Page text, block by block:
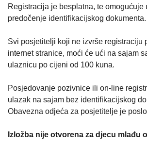
Registracija je besplatna, te omogućuje
predočenje identifikacijskog dokumenta.
Svi posjetitelji koji ne izvrše registraciju
internet stranice, moći će ući na sajam
ulaznicu po cijeni od 100 kuna.
Posjedovanje pozivnice ili on-line
ulazak na sajam bez identifikacijskog
Obavezna odjeća za posjetitelje je
Izložba nije otvorena za djecu mlađu